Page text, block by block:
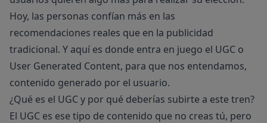
Hoy, las personas confían más en las
recomendaciones reales que en la publicidad
tradicional. Y aquí es donde entra en juego el UGC o
User Generated Content, para que nos entendamos,
contenido generado por el usuario.
¿Qué es el UGC y por qué deberías subirte a este tren?
El UGC es ese tipo de contenido que no creas tú, pero